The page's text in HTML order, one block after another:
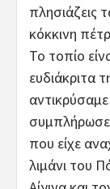
πλησιάζεις
κόκκινη
Το τοπίο
ευδιάκριτα
συμπλήρωσε
που είχε
λιμάνι του